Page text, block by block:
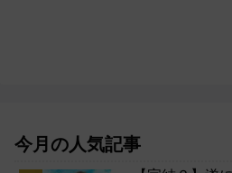
今月の人気記事